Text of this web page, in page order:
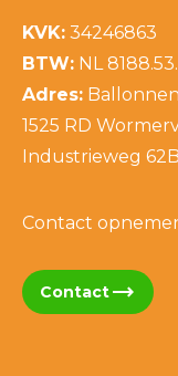
KVK: 34246863
BTW: NL
Adres:
1525 RD
Industrieweg 62B
Contact
Contacttrending_flat